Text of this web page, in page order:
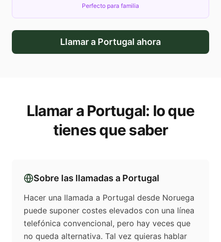
Perfecto para familia
Llamar a Portugal ahora
Llamar aPortugal: lo que
tienes que saber
Sobre las llamadas a Portugal
Hacer una llamada a Portugal desde Noruega
puede suponer costes elevados con una línea
telefónica convencional, pero hay veces que
no queda alternativa. Tal vez quieras hablar